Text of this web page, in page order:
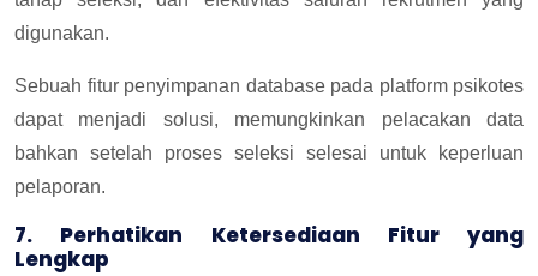
digunakan.
Sebuah fitur penyimpanan database pada platform psikotes
dapat menjadi solusi, memungkinkan pelacakan data
bahkan setelah proses seleksi selesai untuk keperluan
pelaporan.
7. Perhatikan Ketersediaan Fitur yang
Lengkap